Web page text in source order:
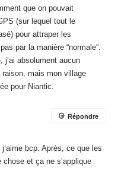
bcp. Après, ce que les
et ça ne s’applique
Go. Je reviens de
signaler que les Pokéstop
commune j’en ai découvert.
du tourisme ! Moi qui suis
la symbolique des
Go : voir cet article